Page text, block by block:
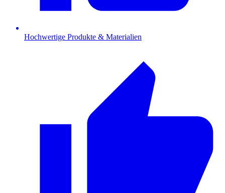
Hochwertige Produkte & Materialien